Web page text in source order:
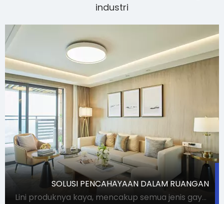
industri
SOLUSI PENCAHAYAAN DALAM RUANGAN
Lini produknya kaya, mencakup semua jenis gaya dan penggunaan lampu